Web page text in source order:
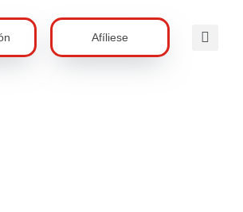
Afíliese